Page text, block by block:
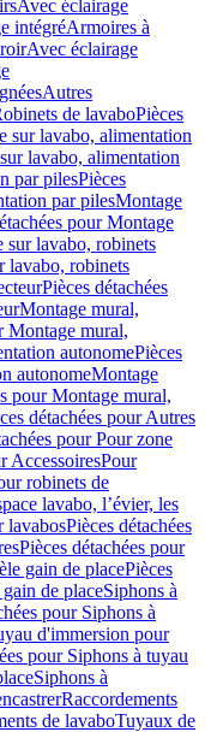
Avec éclairage
intégréArmoires à
Avec éclairage
Autres
de lavaboPièces
sur lavabo, alimentation
lavabo, alimentation
par pilesPièces
par pilesMontage
pour Montage
sur lavabo, robinets
lavabo, robinets
Pièces détachées
Montage mural,
Montage mural,
autonomePièces
autonomeMontage
pour Montage mural,
détachées pour Autres
pour Pour zone
AccessoiresPour
robinets de
lavabo, l’évier, les
lavabosPièces détachées
Pièces détachées pour
gain de placePièces
de placeSiphons à
pour Siphons à
d'immersion pour
pour Siphons à tuyau
Siphons à
Raccordements
de lavaboTuyaux de